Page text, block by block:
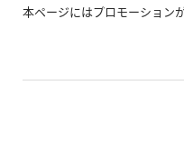
本ページにはプロモーション